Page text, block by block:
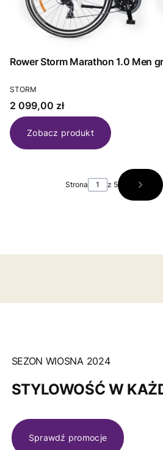
Rower Storm Marathon 1.0 Men
PRODUCENT
STORM
Cena
2 099,00 zł
Zobacz produkt
Strona z 5
SEZON WIOSNA 2024
STYLOWOŚĆ W
Sprawdź promocje